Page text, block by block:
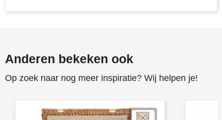
Vinga
Anderen bekeken ook
Op zoek naar nog meer inspiratie? Wij helpen je!